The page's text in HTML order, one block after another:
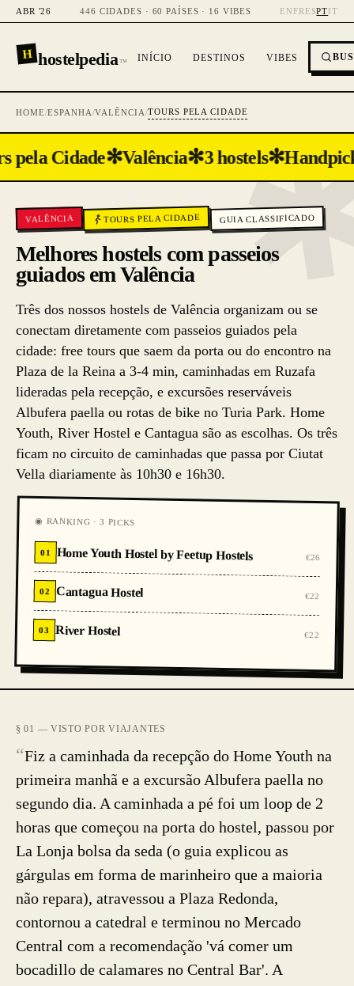
ABR '26 446 CIDADES · 60 PAÍSES · 16 VIBES EN FR ESPTIT
H hostelpedia™ INÍCIO DESTINOS VIBES
HOME/ESPANHA/VALÊNCIA/TOURS PELA CIDADE
pela Cidade✻Valência✻3 hostels✻
VALÊNCIA TOURS PELA CIDADE GUIA CLASSIFICADO
Melhores hostels com passeios
guiados em Valência
Três dos nossos hostels de Valência organizam ou se
conectam diretamente com passeios guiados pela
cidade: free tours que saem da porta ou do encontro na
Plaza de la Reina a 3-4 min, caminhadas em Ruzafa
lideradas pela recepção, e excursões reserváveis
Albufera paella ou rotas de bike no Turia Park. Home
Youth, River Hostel e Cantagua são as escolhas. Os três
ficam no circuito de caminhadas que passa por Ciutat
Vella diariamente às 10h30 e 16h30.
◉ RANKING · 3 PICKS
01 Home Youth Hostel by Feetup Hostels €26
02 Cantagua Hostel €22
03 River Hostel €22
§ 01 — VISTO POR VIAJANTES
“Fiz a caminhada da recepção do Home Youth na
primeira manhã e a excursão Albufera paella no
segundo dia. A caminhada a pé foi um loop de 2
horas que começou na porta do hostel, passou por
La Lonja bolsa da seda (o guia explicou as
gárgulas em forma de marinheiro que a maioria
não repara), atravessou a Plaza Redonda,
contornou a catedral e terminou no Mercado
Central com a recomendação 'vá comer um
bocadillo de calamares no Central Bar'. A